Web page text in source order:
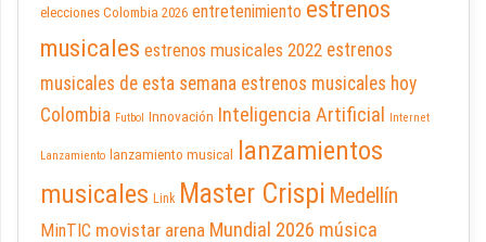
elecciones Colombia 2026 entretenimiento estrenos
musicales estrenos musicales 2022 estrenos
musicales de esta semana estrenos musicales hoy
Colombia Futbol Innovación Inteligencia Artificial Internet
Lanzamiento lanzamiento musical
lanzamientos
musicales Link Master Crispi Medellín
MinTIC movistar arena Mundial 2026 música